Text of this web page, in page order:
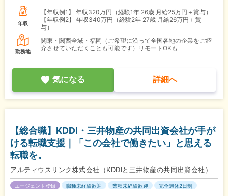
年収
【年収例1】
年収320万円（経験1年 26歳 月給25万円＋賞与）
【年収例2】
年収340万円（経験2年 27歳 月給26万円＋賞
与）
勤務地
関東・関西全域・福岡（ご希望に沿って全国各地の企業をご紹
介させていただくことも可能です）リモートOKも
気になる 詳細へ
【総合職】KDDI・三井物産の共同出資会社が手が
ける転職支援｜「この会社で働きたい」と思える
転職を。
アルティウスリンク株式会社（KDDIと三井物産の共同出資会社）
エージェント登録 職種未経験歓迎 業種未経験歓迎 完全週休2日制